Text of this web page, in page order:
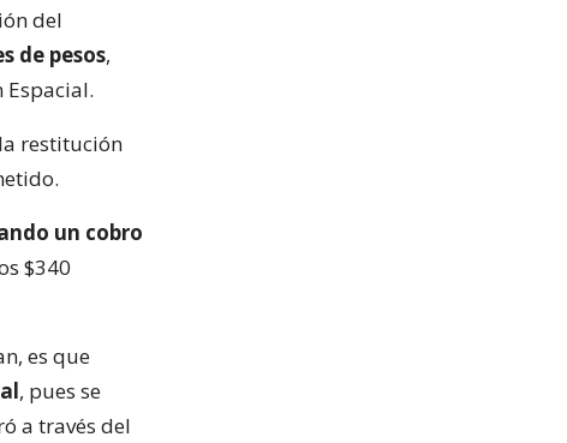
del
de pesos,
restitución
un cobro
$340
es que
, pues se
a través del